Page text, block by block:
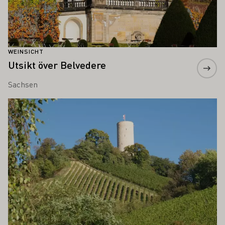
WEINSICHT
Utsikt över Belvedere
Sachsen
Läs mer om detta